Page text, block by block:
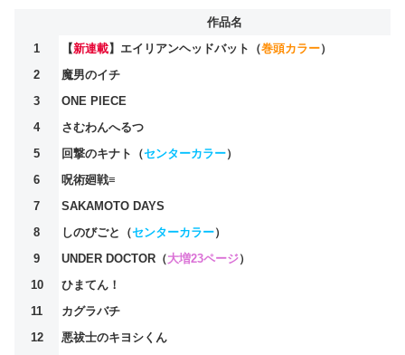
作品名
1
【新連載】エイリアンヘッドバット（巻頭カラー）
2
魔男のイチ
3
ONE PIECE
4
さむわんへるつ
5
回撃のキナト（センターカラー）
6
呪術廻戦≡
7
SAKAMOTO DAYS
8
しのびごと（センターカラー）
9
UNDER DOCTOR（大増23ページ）
10
ひまてん！
11
カグラバチ
12
悪祓士のキヨシくん